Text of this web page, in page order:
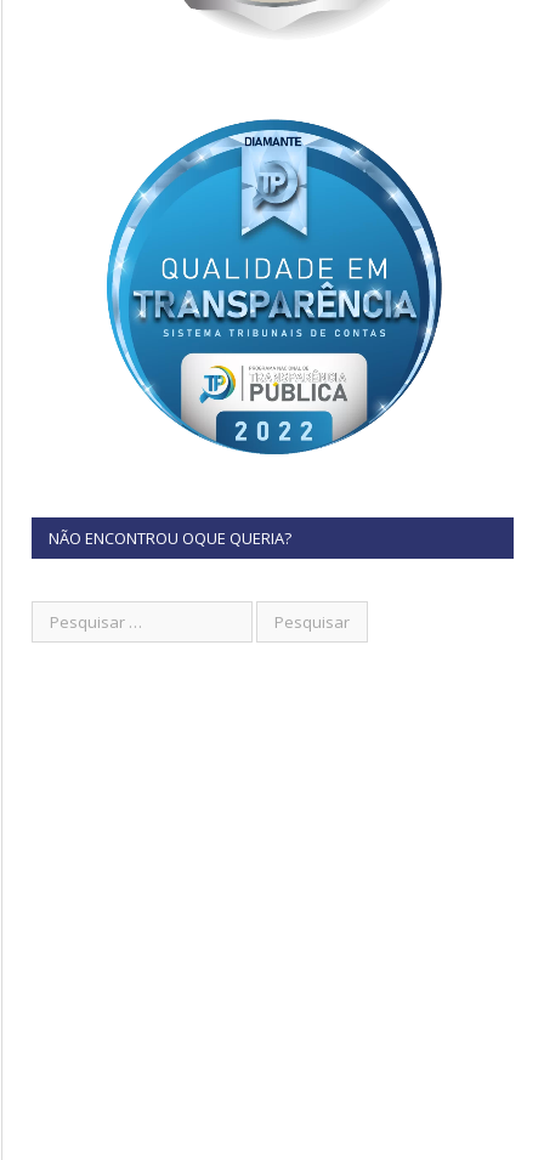
NÃO ENCONTROU OQUE QUERIA?